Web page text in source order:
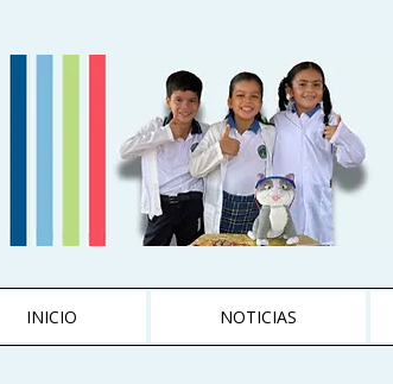
INICIO NOTICIAS